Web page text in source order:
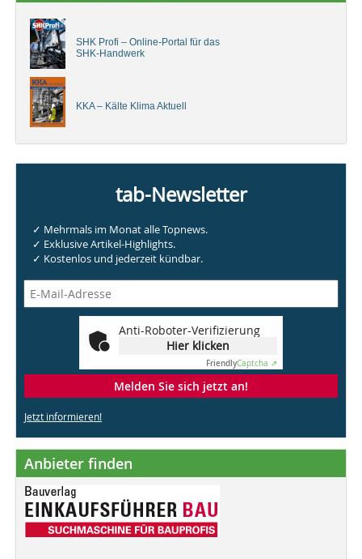
SHK Profi – Online-Portal für das
SHK-Handwerk
KKA – Kälte Klima Aktuell
tab-Newsletter
✓ Mehrmals im Monat alle Topnews.
✓ Exklusive Artikel-Highlights.
✓ Kostenlos und jederzeit kündbar.
Anti-Roboter-Verifizierung
Hier klicken
FriendlyCaptcha ⇗
Melden Sie sich jetzt an!
Jetzt informieren!
Anbieter finden